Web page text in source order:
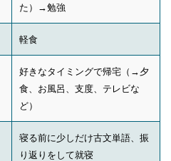
た）→勉強
軽食
好きなタイミングで帰宅（→夕
食、お風呂、支度、テレビな
ど）
寝る前に少しだけ古文単語、振
り返りをして就寝